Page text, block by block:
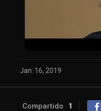
Jan. 16, 2019
Compartido 1